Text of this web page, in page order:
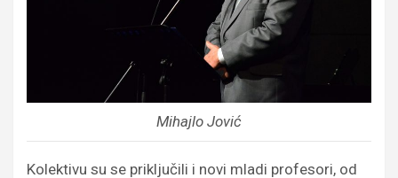
Mihajlo Jović
Kolektivu su se priključili i novi mladi profesori, od